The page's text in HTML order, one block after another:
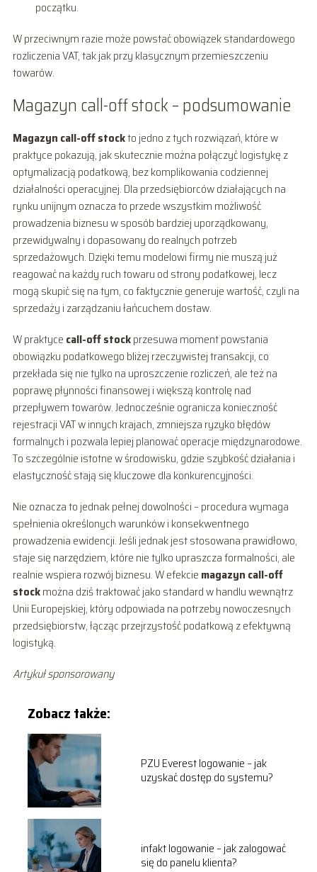
początku.
W przeciwnym razie może powstać obowiązek standardowego
rozliczenia VAT, tak jak przy klasycznym przemieszczeniu
towarów.
Magazyn call-off stock – podsumowanie
Magazyn call-off stockto jedno z tych rozwiązań, które w
praktyce pokazują, jak skutecznie można połączyć logistykę z
optymalizacją podatkową, bez komplikowania codziennej
działalności operacyjnej. Dla przedsiębiorców działających na
rynku unijnym oznacza to przede wszystkim możliwość
prowadzenia biznesu w sposób bardziej uporządkowany,
przewidywalny i dopasowany do realnych potrzeb
sprzedażowych. Dzięki temu modelowi firmy nie muszą już
reagować na każdy ruch towaru od strony podatkowej, lecz
mogą skupić się na tym, co faktycznie generuje wartość, czyli na
sprzedaży i zarządzaniu łańcuchem dostaw.
W praktyce call-off stockprzesuwa moment powstania
obowiązku podatkowego bliżej rzeczywistej transakcji, co
przekłada się nie tylko na uproszczenie rozliczeń, ale też na
poprawę płynności finansowej i większą kontrolę nad
przepływem towarów. Jednocześnie ogranicza konieczność
rejestracji VAT w innych krajach, zmniejsza ryzyko błędów
formalnych i pozwala lepiej planować operacje międzynarodowe.
To szczególnie istotne w środowisku, gdzie szybkość działania i
elastyczność stają się kluczowe dla konkurencyjności.
Nie oznacza to jednak pełnej dowolności – procedura wymaga
spełnienia określonych warunków i konsekwentnego
prowadzenia ewidencji. Jeśli jednak jest stosowana prawidłowo,
staje się narzędziem, które nie tylko upraszcza formalności, ale
realnie wspiera rozwój biznesu. W efekcie magazyn call-off
stockmożna dziś traktować jako standard w handlu wewnątrz
Unii Europejskiej, który odpowiada na potrzeby nowoczesnych
przedsiębiorstw, łącząc przejrzystość podatkową z efektywną
logistyką.
Artykuł sponsorowany
Zobacz także:
PZU Everest logowanie – jak
uzyskać dostęp do systemu?
infakt logowanie – jak zalogować
się do panelu klienta?